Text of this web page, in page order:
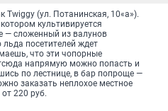
Twiggy (ул. Потанинская, 10«а»).
культивируется
— сложенный из валунов
льда посетителей ждет
что эти чопорные
напрямую можно попасть и
по лестнице, в бар попроще —
заказать неплохое местное
220 руб.